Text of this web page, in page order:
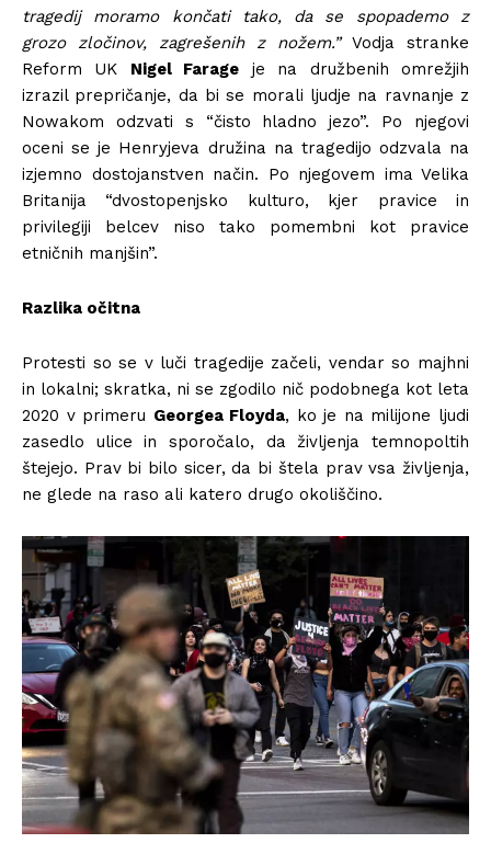
tragedij moramo končati tako, da se spopademo z
grozo zločinov, zagrešenih z nožem.”Vodja stranke
Reform UK Nigel Farage je na družbenih omrežjih
izrazil prepričanje, da bi se morali ljudje na ravnanje z
Nowakom odzvati s “čisto hladno jezo”. Po njegovi
oceni se je Henryjeva družina na tragedijo odzvala na
izjemno dostojanstven način. Po njegovem ima Velika
Britanija “dvostopenjsko kulturo, kjer pravice in
privilegiji belcev niso tako pomembni kot pravice
etničnih manjšin”.
Razlika očitna
Protesti so se v luči tragedije začeli, vendar so majhni
in lokalni; skratka, ni se zgodilo nič podobnega kot leta
2020 v primeru Georgea Floyda, ko je na milijone ljudi
zasedlo ulice in sporočalo, da življenja temnopoltih
štejejo. Prav bi bilo sicer, da bi štela prav vsa življenja,
ne glede na raso ali katero drugo okoliščino.